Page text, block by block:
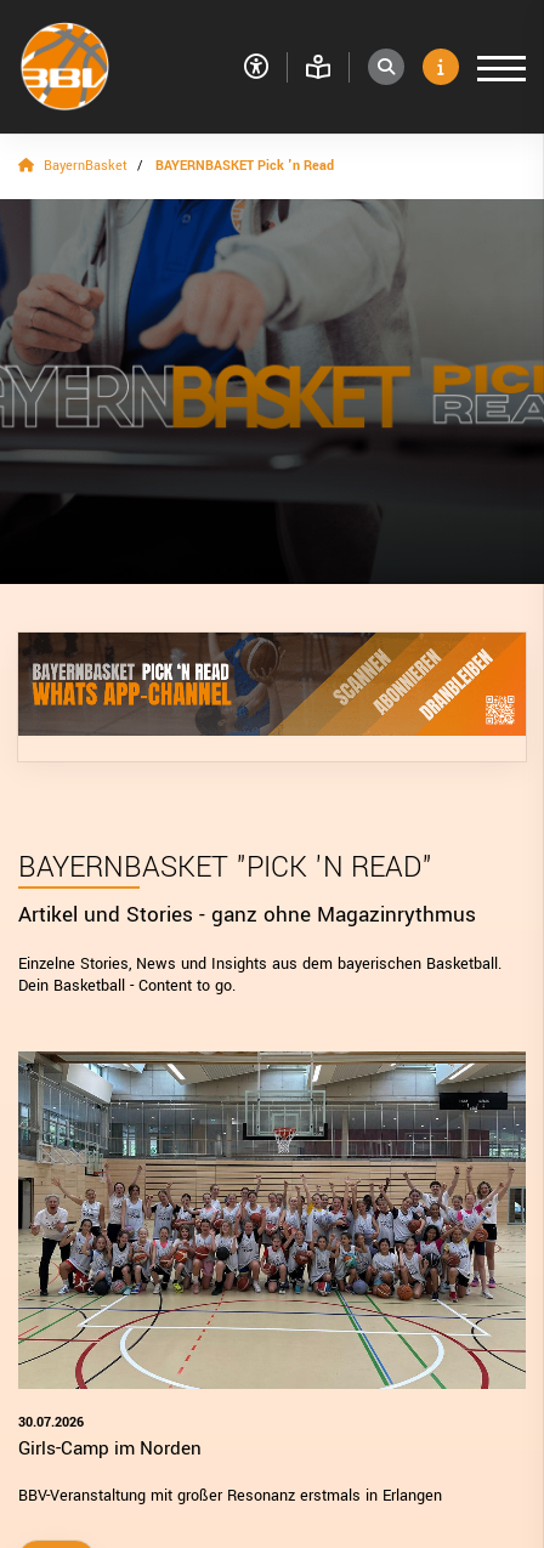
BayernBasket BAYERNBASKET Pick 'n Read
BAYERNBASKET "PICK 'N READ"
Artikel und Stories - ganz ohne Magazinrythmus
Einzelne Stories, News und Insights aus dem bayerischen Basketball.
Dein Basketball - Content to go.
30.07.2026
Girls-Camp im Norden
BBV-Veranstaltung mit großer Resonanz erstmals in Erlangen
VERBAND
RESSORTS
BEZIRKE
BAYERNBASKET
BAYERNBASKET Pick 'n Read
BB PnR Bildergalerien
BAYERNBASKET Ausgabenarchiv